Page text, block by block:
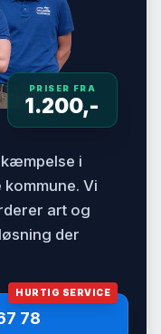
PRISER FRA
1.200,-
i
Vi
art og
der
HURTIG SERVICE
78